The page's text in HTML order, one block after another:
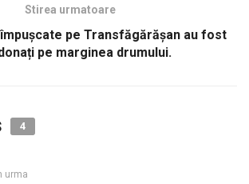
Stirea urmatoare
pe Transfăgărășan au fost
pe marginea drumului.
4
urma